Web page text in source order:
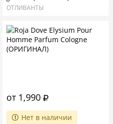
ОТЛИВАНТЫ
от 1,990
Нет в наличии